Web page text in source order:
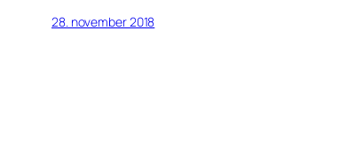
28. november 2018